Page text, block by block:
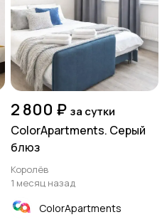
2 800 ₽ за сутки
ColorApartments. Серый
блюз
Королёв
1 месяц назад
ColorApartments